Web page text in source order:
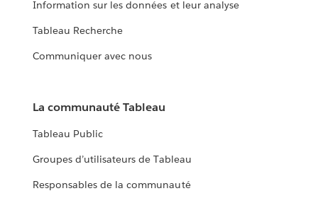
Information sur les données et leur analyse
Tableau Recherche
Communiquer avec nous
La communauté Tableau
Tableau Public
Groupes d’utilisateurs de Tableau
Responsables de la communauté